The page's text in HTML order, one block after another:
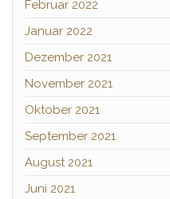
Februar 2022
Januar 2022
Dezember 2021
November 2021
Oktober 2021
September 2021
August 2021
Juni 2021